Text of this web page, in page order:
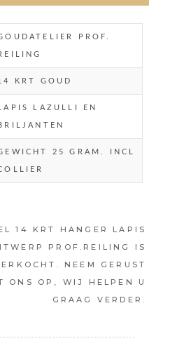
PROF.
KRT GOUD
LAPIS LAZULLI EN
25 GRAM. INCL
14 KRT HANGER LAPIS
PROF.REILING IS
NEEM GERUST
ONS OP, WIJ HELPEN U
GRAAG VERDER.